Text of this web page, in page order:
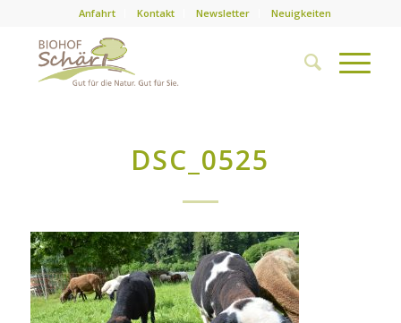
Anfahrt Kontakt Newsletter Neuigkeiten
DSC_0525